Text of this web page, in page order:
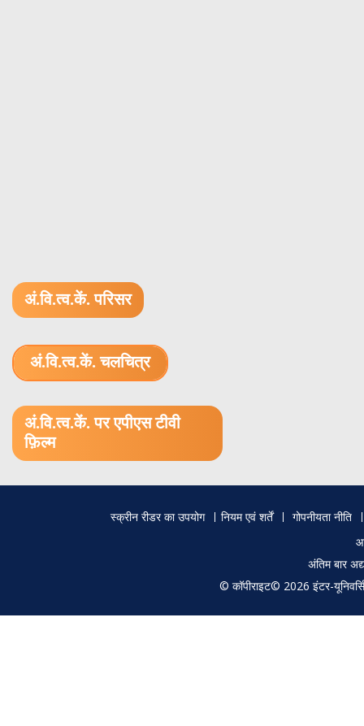
अं.वि.त्व.कें. परिसर
अं.वि.त्व.कें. चलचित्र
अं.वि.त्व.कें. पर एपीएस टीवी
फ़िल्म
स्क्रीन रीडर का उपयोग नियम एवं शर्तें
गोपनीयता नीति
अंतिम बार
© कॉपीराइट© 2026 इंटर-